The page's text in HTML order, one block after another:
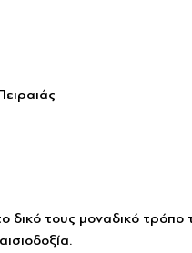
δικό τους μοναδικό